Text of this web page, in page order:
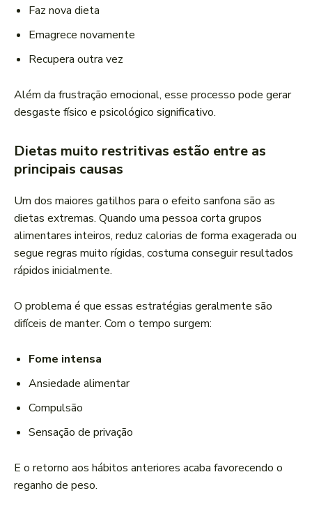
Faz nova dieta
Emagrece novamente
Recupera outra vez
Além da frustração emocional, esse processo pode gerar
desgaste físico e psicológico significativo.
Dietas muito restritivas estão entre as
principais causas
Um dos maiores gatilhos para o efeito sanfona são as
dietas extremas. Quando uma pessoa corta grupos
alimentares inteiros, reduz calorias de forma exagerada ou
segue regras muito rígidas, costuma conseguir resultados
rápidos inicialmente.
O problema é que essas estratégias geralmente são
difíceis de manter. Com o tempo surgem:
Fome intensa
Ansiedade alimentar
Compulsão
Sensação de privação
E o retorno aos hábitos anteriores acaba favorecendo o
reganho de peso.